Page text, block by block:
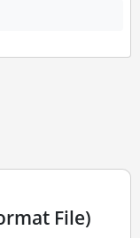
File)